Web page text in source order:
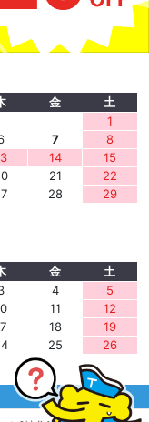
金
土
1
7
8
14
15
21
22
28
29
金
土
4
5
11
12
18
19
25
26